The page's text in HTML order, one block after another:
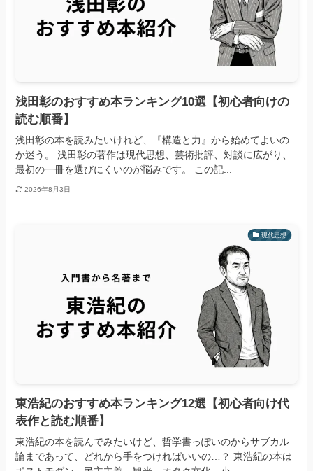
浅田彰のおすすめ本ランキング10選【初心者向けの
読む順番】
浅田彰の本を読みたいけれど、『構造と力』から始めてよいの
か迷う。 浅田彰の著作は現代思想、芸術批評、対談に広がり、
最初の一冊を選びにくいのが悩みです。 この記...
2026年8月3日
現代思想
東浩紀のおすすめ本ランキング12選【初心者向け代
表作と読む順番】
東浩紀の本を読んでみたいけど、哲学書っぽいのからサブカル
論まであって、どれから手をつければいいの…？ 東浩紀の本は